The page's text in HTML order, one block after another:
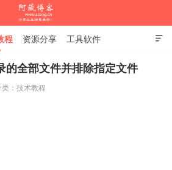

程 资源分享 工具软件
全部文件并排除指定文件
： 技术教程